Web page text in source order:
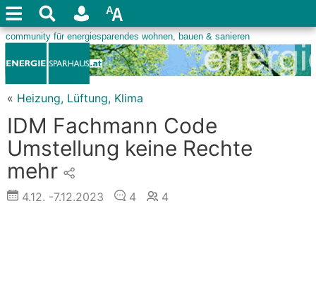
« Heizung, Lüftung, Klima
IDM Fachmann Code
Umstellung keine Rechte
mehr
4.12. -7.12.2023 4 4